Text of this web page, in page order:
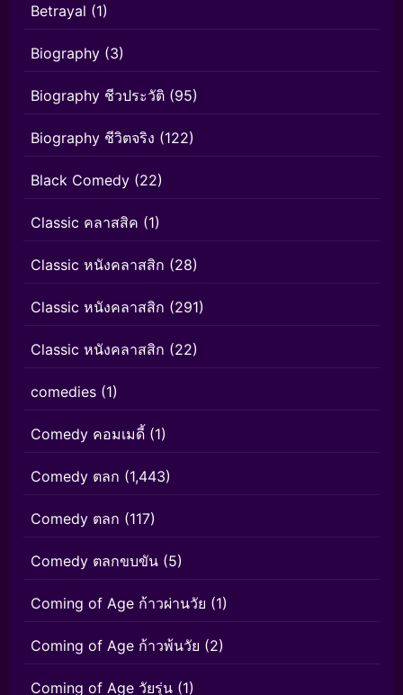
Betrayal (1)
Biography (3)
Biography ชีวประวัติ (95)
Biography ชีวิตจริง (122)
Black Comedy (22)
Classic คลาสสิค (1)
Classic หนังคลาสสิก (28)
Classic หนังคลาสสิก (291)
Classic หนังคลาสสิก (22)
comedies (1)
Comedy คอมเมดี้ (1)
Comedy ตลก (1,443)
Comedy ตลก (117)
Comedy ตลกขบขัน (5)
Coming of Age ก้าวผ่านวัย (1)
Coming of Age ก้าวพ้นวัย (2)
Coming of Age วัยรุ่น (1)